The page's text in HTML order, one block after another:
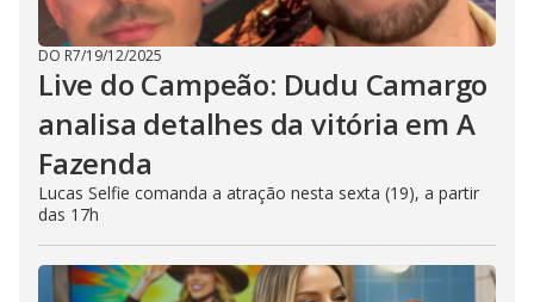
DO R7/19/12/2025
Live do Campeão: Dudu Camargo
analisa detalhes da vitória em A
Fazenda
Lucas Selfie comanda a atração nesta sexta (19), a partir
das 17h